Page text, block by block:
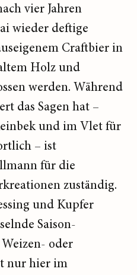
vier Jahren
wieder deftige
Craftbier in
Holz und
werden. Während
das Sagen hat –
und im Vlet für
– ist
für die
zuständig.
und Kupfer
Saison-
oder
nur hier im